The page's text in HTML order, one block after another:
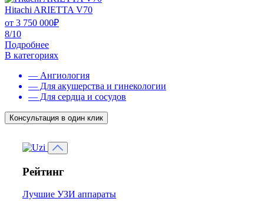
Hitachi ARIETTA V70
от 3 750 000₽
8/10
Подробнее
В категориях
— Ангиология
— Для акушерства и гинекологии
— Для сердца и сосудов
Консультация в один клик
Рейтинг
Лучшие УЗИ аппараты